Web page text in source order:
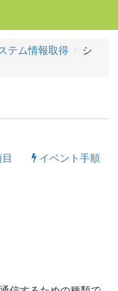
テム情報取得
シ
イベント手順